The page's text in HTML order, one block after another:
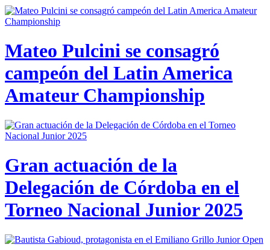
Mateo Pulcini se consagró
campeón del Latin America
Amateur Championship
Gran actuación de la
Delegación de Córdoba en el
Torneo Nacional Junior 2025